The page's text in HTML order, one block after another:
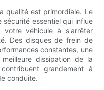
qualité est primordiale. Le
essentiel qui influe
véhicule à s'arrêter
Des disques de frein de
constantes, une
dissipation de la
grandement à
conduite.